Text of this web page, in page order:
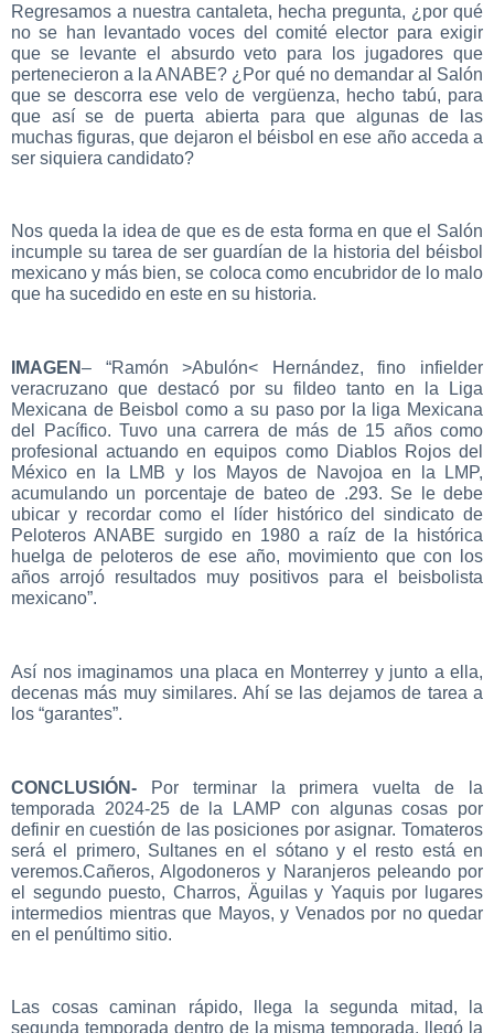
Regresamos a nuestra cantaleta, hecha pregunta, ¿por qué
no se han levantado voces del comité elector para exigir
que se levante el absurdo veto para los jugadores que
pertenecieron a la ANABE? ¿Por qué no demandar al Salón
que se descorra ese velo de vergüenza, hecho tabú, para
que así se de puerta abierta para que algunas de las
muchas figuras, que dejaron el béisbol en ese año acceda a
ser siquiera candidato?
Nos queda la idea de que es de esta forma en que el Salón
incumple su tarea de ser guardían de la historia del béisbol
mexicano y más bien, se coloca como encubridor de lo malo
que ha sucedido en este en su historia.
IMAGEN– “Ramón >Abulón< Hernández, fino infielder
veracruzano que destacó por su fildeo tanto en la Liga
Mexicana de Beisbol como a su paso por la liga Mexicana
del Pacífico. Tuvo una carrera de más de 15 años como
profesional actuando en equipos como Diablos Rojos del
México en la LMB y los Mayos de Navojoa en la LMP,
acumulando un porcentaje de bateo de .293. Se le debe
ubicar y recordar como el líder histórico del sindicato de
Peloteros ANABE surgido en 1980 a raíz de la histórica
huelga de peloteros de ese año, movimiento que con los
años arrojó resultados muy positivos para el beisbolista
mexicano”.
Así nos imaginamos una placa en Monterrey y junto a ella,
decenas más muy similares. Ahí se las dejamos de tarea a
los “garantes”.
CONCLUSIÓN- Por terminar la primera vuelta de la
temporada 2024-25 de la LAMP con algunas cosas por
definir en cuestión de las posiciones por asignar. Tomateros
será el primero, Sultanes en el sótano y el resto está en
veremos.Cañeros, Algodoneros y Naranjeros peleando por
el segundo puesto, Charros, Äguilas y Yaquis por lugares
intermedios mientras que Mayos, y Venados por no quedar
en el penúltimo sitio.
Las cosas caminan rápido, llega la segunda mitad, la
segunda temporada dentro de la misma temporada, llegó la